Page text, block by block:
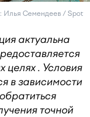
Илья Семендеев / Spot
актуальна
целях . Условия
в зависимости
точной